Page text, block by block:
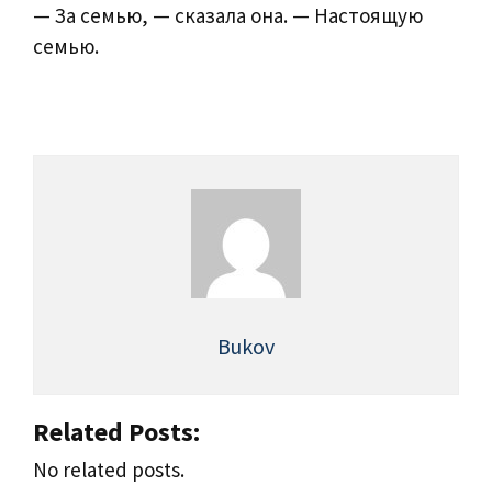
— За семью, — сказала она. — Настоящую
семью.
Bukov
Related Posts:
No related posts.